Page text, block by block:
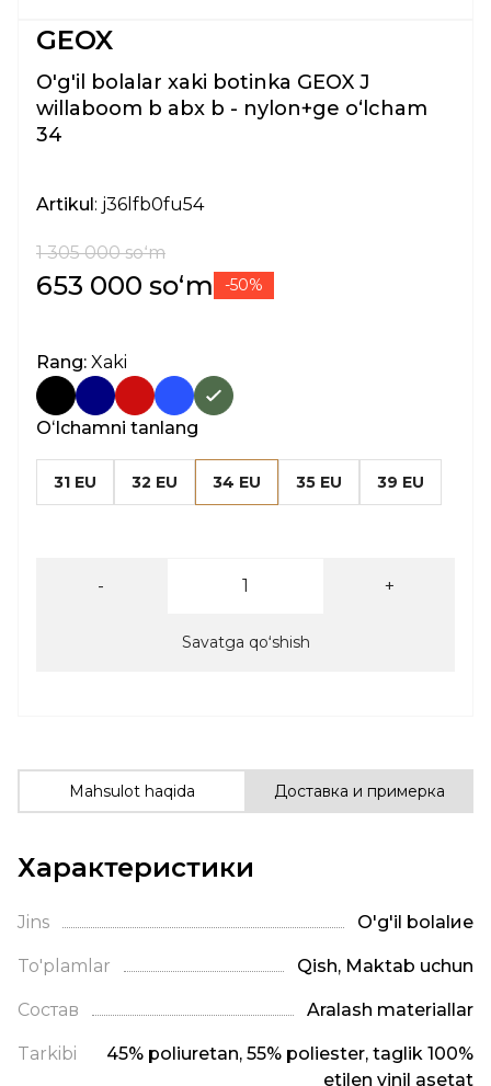
GEOX
O'g'il bolalar xaki botinka GEOX J
willaboom b abx b - nylon+ge oʻlcham
34
Artikul: j36lfb0fu54
1 305 000 soʻm
653 000 soʻm -50%
Rang: Xaki
Oʻlchamni tanlang
31 EU 32 EU 34 EU 35 EU 39 EU
- +
Savatga qoʻshish
Mahsulot haqida Доставка и примерка
Характеристики
Jins O'g'il bolalие
To'plamlar Qish, Maktab uchun
Состав Aralash materiallar
Tarkibi
45% poliuretan, 55% poliester, taglik 100%
etilen vinil asetat